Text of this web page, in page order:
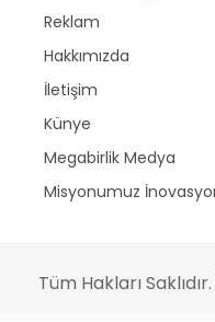
Reklam
Hakkımızda
İletişim
Künye
Megabirlik Medya
Misyonumuz
Tüm Hakları